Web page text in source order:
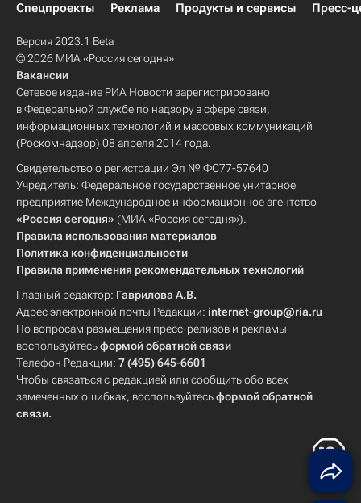
Спецпроекты
Реклама Продукты и сервисы Пресс-
Версия 2023.1 Beta
© 2026 МИА «Россия сегодня»
Вакансии
Сетевое издание РИА Новости зарегистрировано
в Федеральной службе по надзору в сфере связи,
информационных технологий и массовых коммуникаций
(Роскомнадзор) 08 апреля 2014 года.
Свидетельство о регистрации Эл № ФС77-57640
Учредитель: Федеральное государственное унитарное
предприятие Международное информационное агентство
«Россия сегодня» (МИА «Россия сегодня»).
Правила использования материалов
Политика конфиденциальности
Правила применения рекомендательных технологий
Главный редактор: Гаврилова А.В.
Адрес электронной почты Редакции: internet-group@ria.ru
По вопросам размещения пресс-релизов и рекламы
воспользуйтесьформой обратной связи
Телефон Редакции: 7 (495) 645-6601
Чтобы связаться с редакцией или сообщить обо всех
замеченных ошибках, воспользуйтесьформой обратной
связи.